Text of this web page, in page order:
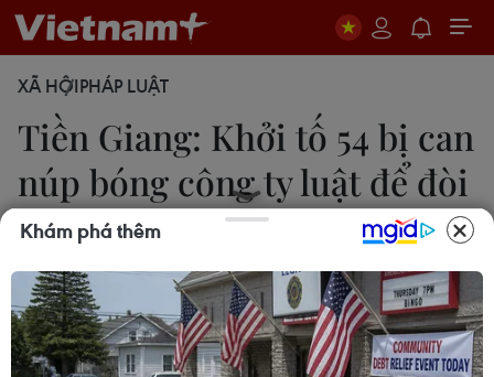
XÃ HỘIPHÁP LUẬT
Tiền Giang: Khởi tố 54 bị can
núp bóng công ty luật để đòi
nợ
Hữu Chí
31/03/2023 09:19
Khám phá thêm